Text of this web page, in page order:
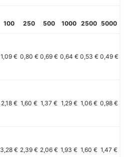
100 250 500 1000 2500 5000
1,09 € 0,80 € 0,69 € 0,64 € 0,53 € 0,49 €
2,18 € 1,60 € 1,37 € 1,29 € 1,06 € 0,98 €
3,28 € 2,39 € 2,06 € 1,93 € 1,60 € 1,47 €